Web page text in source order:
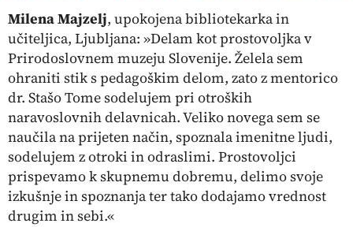
Milena Majzelj, upokojena bibliotekarka in
učiteljica, Ljubljana: »Delam kot prostovoljka v
Prirodoslovnem muzeju Slovenije. Želela sem
ohraniti stik s pedagoškim delom, zato z mentorico
dr. Stašo Tome sodelujem pri otroških
naravoslovnih delavnicah. Veliko novega sem se
naučila na prijeten način, spoznala imenitne ljudi,
sodelujem z otroki in odraslimi. Prostovoljci
prispevamo k skupnemu dobremu, delimo svoje
izkušnje in spoznanja ter tako dodajamo vrednost
drugim in sebi.«